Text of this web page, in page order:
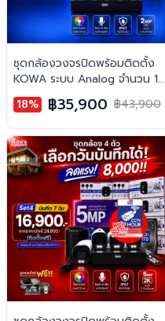
ชุดกล้องวงจรปิดพร้อมติดตั้ง
KOWA ระบบ Analog จำนวน 10
ตัว ความคมชัด 2MP บันทึกภาพ
พร้อมเสียง
18% ฿35,900 ฿43,900